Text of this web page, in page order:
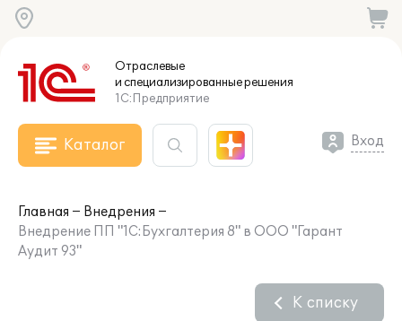
Отраслевые
и специализированныерешения
1С:Предприятие
Каталог Вход
Главная
Внедрения
Внедрение ПП "1С:Бухгалтерия 8" в ООО "Гарант
Аудит 93"
К списку